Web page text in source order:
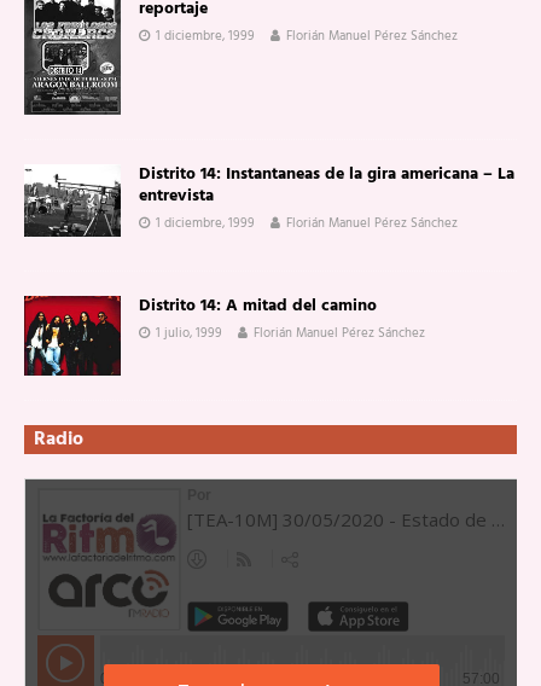
reportaje
1 diciembre, 1999 Florián Manuel Pérez Sánchez
Distrito 14: Instantaneas de la gira americana – La
entrevista
1 diciembre, 1999 Florián Manuel Pérez Sánchez
Distrito 14: A mitad del camino
1 julio, 1999 Florián Manuel Pérez Sánchez
Radio